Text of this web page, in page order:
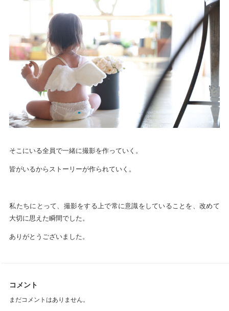
そこにいる全員で一緒に撮影を作っていく。
皆がいるからストーリーが作られていく。
私たちにとって、撮影をする上で常に意識をしていることを、改めて
大切に思えた瞬間でした。
ありがとうございました。
コメント
まだコメントはありません。